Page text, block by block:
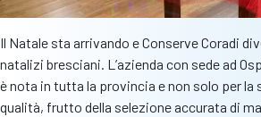
Il Natale sta arrivando e Conserve Coradi
natalizi bresciani. L’azienda con sede ad
è nota in tutta la provincia e non solo per la
qualità, frutto della selezione accurata di